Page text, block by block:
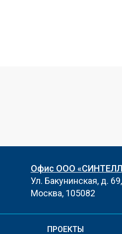
Офис ООО
Ул. Бакунинская, д.
Москва, 105082
ПРОЕКТЫ